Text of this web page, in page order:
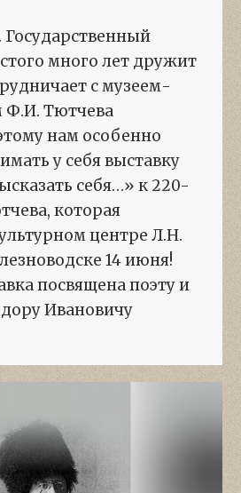
Государственный
много лет дружит
с музеем-
Ф.И. Тютчева
нам особенно
у себя выставку
себя…» к 220-
которая
центре Л.Н.
14 июня!
посвящена поэту и
Ивановичу